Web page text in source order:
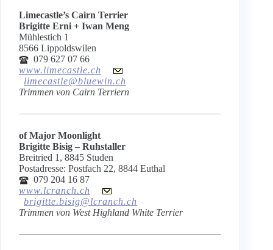
Limecastle’s Cairn Terrier
Brigitte Erni + Iwan Meng
Mühlestich 1
8566 Lippoldswilen
079 627 07 66
www.limecastle.ch
limecastle@bluewin.ch
Trimmen von Cairn Terriern
of Major Moonlight
Brigitte Bisig – Ruhstaller
Breitried 1, 8845 Studen
Postadresse: Postfach 22, 8844 Euthal
079 204 16 87
www.lcranch.ch
brigitte.bisig@lcranch.ch
Trimmen von West Highland White Terrier